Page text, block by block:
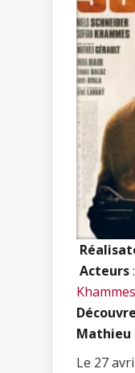
Acteurs:
Khammes
Mathieu
Le 27